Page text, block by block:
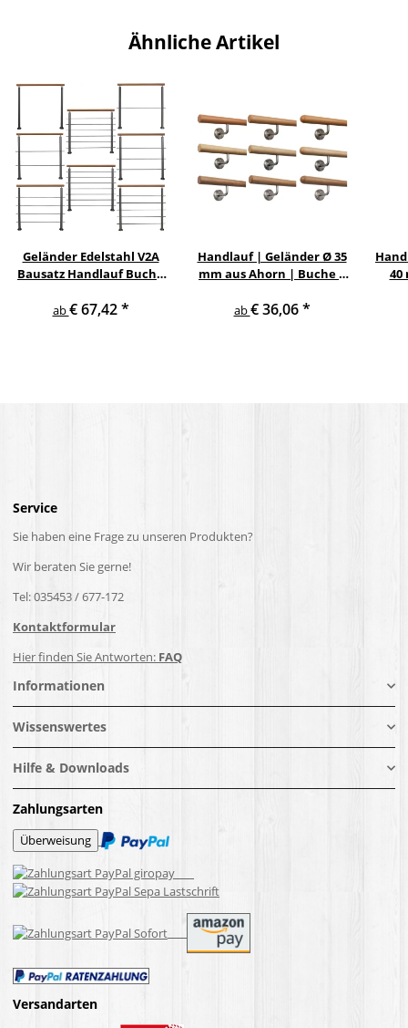
Ähnliche Artikel
Geländer Edelstahl V2A
Bausatz Handlauf Buche
waagerecht V2A
ab€ 67,42*
Handlauf | Geländer Ø 35
mm aus Ahorn | Buche |
Enden & Edelstahlhalter
ab€ 36,06*
40
Service
Sie haben eine Frage zu unseren Produkten?
Wir beraten Sie gerne!
Tel: 035453 / 677-172
Kontaktformular
Hier finden Sie Antworten: FAQ
Informationen
Wissenswertes
Hilfe & Downloads
Zahlungsarten
Versandarten